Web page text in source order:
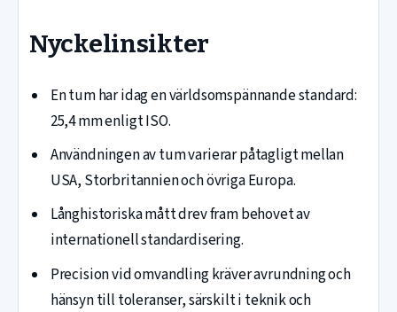
Nyckelinsikter
En tum har idag en världsomspännande standard:
25,4 mm enligt ISO.
Användningen av tum varierar påtagligt mellan
USA, Storbritannien och övriga Europa.
Långhistoriska mått drev fram behovet av
internationell standardisering.
Precision vid omvandling kräver avrundning och
hänsyn till toleranser, särskilt i teknik och